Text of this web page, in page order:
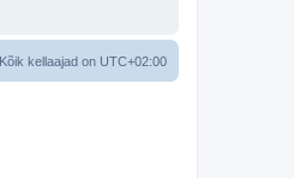
Kõik kellaajad on UTC+02:00